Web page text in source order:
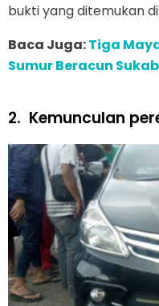
bukti yang ditemukan di
Baca Juga:Tiga
Sumur Beracun
2. Kemunculan